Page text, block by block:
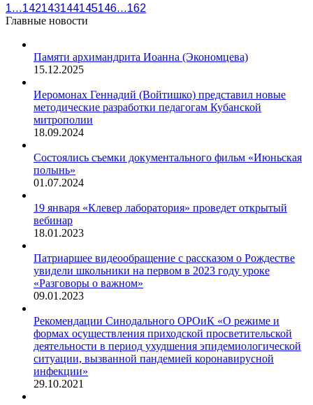
1…142143144145146…162
Главные новости
Памяти архимандрита Иоанна (Экономцева)
15.12.2025
Иеромонах Геннадий (Войтишко) представил новые
методические разработки педагогам Кубанской
митрополии
18.09.2024
Состоялись съемки документального фильм «Июньская
полынь»
01.07.2024
19 января «Клевер лаборатория» проведет открытый
вебинар
18.01.2023
Патриаршее видеообращение с рассказом о Рождестве
увидели школьники на первом в 2023 году уроке
«Разговоры о важном»
09.01.2023
Рекомендации Синодального ОРОиК «О режиме и
формах осуществления приходской просветительской
деятельности в период ухудшения эпидемиологической
ситуации, вызванной пандемией коронавирусной
инфекции»
29.10.2021